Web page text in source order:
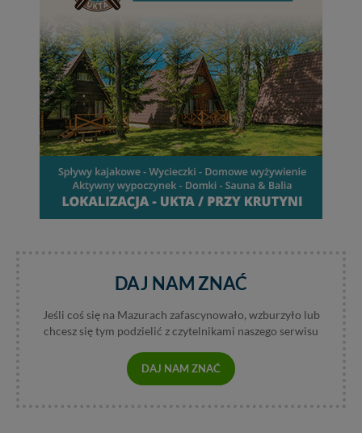
DAJ NAM ZNAĆ
Jeśli coś się na Mazurach zafascynowało, wzburzyło lub
chcesz się tym podzielić z czytelnikami naszego serwisu
DAJ NAM ZNAĆ